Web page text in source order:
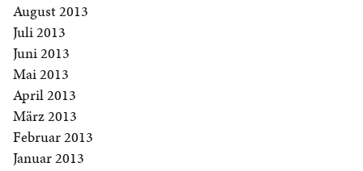
August 2013
Juli 2013
Juni 2013
Mai 2013
April 2013
März 2013
Februar 2013
Januar 2013